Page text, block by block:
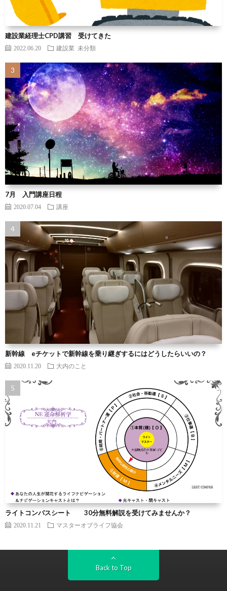
建設業経理士CPD講習 受けてきた
2022.06.20 建設業 未分類
7月 入門講座日程
2020.07.04 講座
新幹線 eチケットで新幹線を乗り継ぎするにはどうしたらいいの？
2020.11.20 大内のこと
ライトコンパスシート 30分無料解説を受けてみませんか？
2020.11.21 マスターオブライフ協会
Back to Top